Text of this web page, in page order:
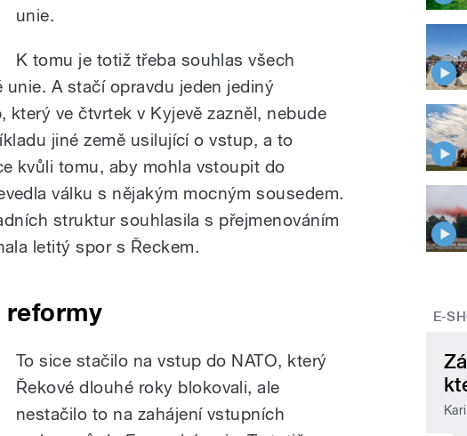
unie.
K tomu je totiž třeba souhlas všech
A stačí opravdu jeden jediný
který ve čtvrtek v Kyjevě zazněl, nebude
jiné země usilující o vstup, a to
kvůli tomu, aby mohla vstoupit do
válku s nějakým mocným sousedem.
struktur souhlasila s přejmenováním
letitý spor s Řeckem.
reformy
To sice stačilo na vstup do NATO, který
Řekové dlouhé roky blokovali, ale
nestačilo to na zahájení vstupních
E-